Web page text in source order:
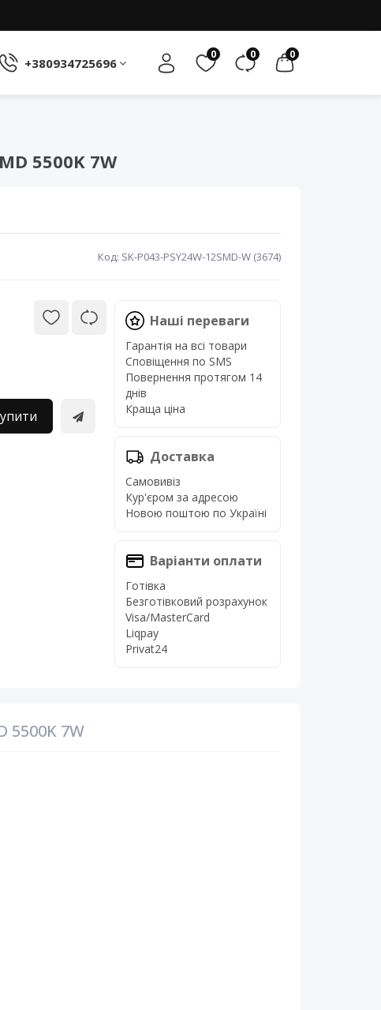
+380934725696
0 0 0
5500K 7W
Код: SK-P043-PSY24W-12SMD-W (3674)
Наші переваги
Гарантія на всі товари
Сповіщення по SMS
Повернення протягом 14
днів
Краща ціна
Доставка
Самовивіз
Кур'єром за адресою
Новою поштою по Україні
Варіанти оплати
Готівка
Безготівковий розрахунок
Visa/MasterCard
Liqpay
Privat24
5500K 7W